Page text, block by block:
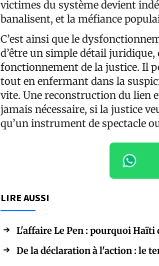
victimes du système devient
banalisent, et la méfiance
C’est ainsi que le
d’être un simple détail
fonctionnement de la justice. Il
tout en enfermant dans la
vite. Une reconstruction du lien
jamais nécessaire, si la justice
qu’un instrument de spectacle
LIRE AUSSI
L'affaire Le Pen : pourquoi
De la déclaration à l'action : le